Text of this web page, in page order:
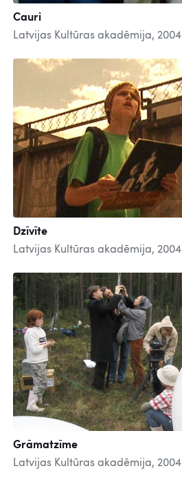
Cauri
Latvijas Kultūras akadēmija, 2004
Dzīvīte
Latvijas Kultūras akadēmija, 2004
Grāmatzīme
Latvijas Kultūras akadēmija, 2004